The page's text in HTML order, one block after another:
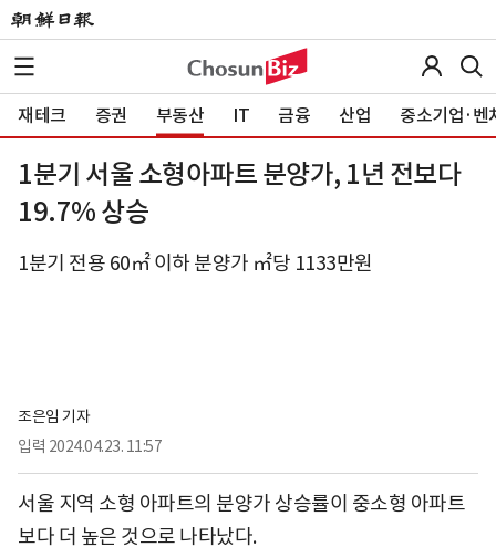
재테크 증권 부동산 IT 금융 산업 중소기업·벤
1분기 서울 소형아파트 분양가, 1년 전보다
19.7% 상승
1분기 전용 60㎡ 이하 분양가 ㎡당 1133만원
조은임 기자
입력 2024.04.23. 11:57
서울 지역 소형 아파트의 분양가 상승률이 중소형 아파트
보다 더 높은 것으로 나타났다.